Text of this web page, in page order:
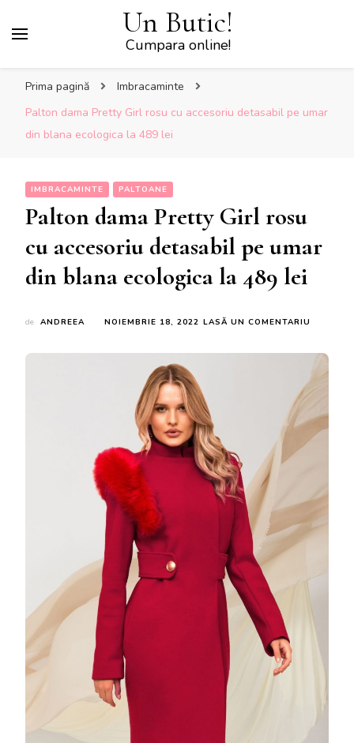
Un Butic!
Cumpara online!
Prima pagină
Imbracaminte
Palton dama Pretty Girl rosu cu accesoriu detasabil pe umar
din blana ecologica la 489 lei
IMBRACAMINTE PALTOANE
Palton dama Pretty Girl rosu
cu accesoriu detasabil pe umar
din blana ecologica la 489 lei
de ANDREEA NOIEMBRIE 18, 2022 LASĂ UN COMENTARIU
GIRL
BLANA
LA
489